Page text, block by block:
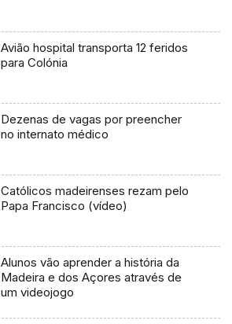
Avião hospital transporta 12 feridos
para Colónia
Dezenas de vagas por preencher
no internato médico
Católicos madeirenses rezam pelo
Papa Francisco (vídeo)
Alunos vão aprender a história da
Madeira e dos Açores através de
um videojogo